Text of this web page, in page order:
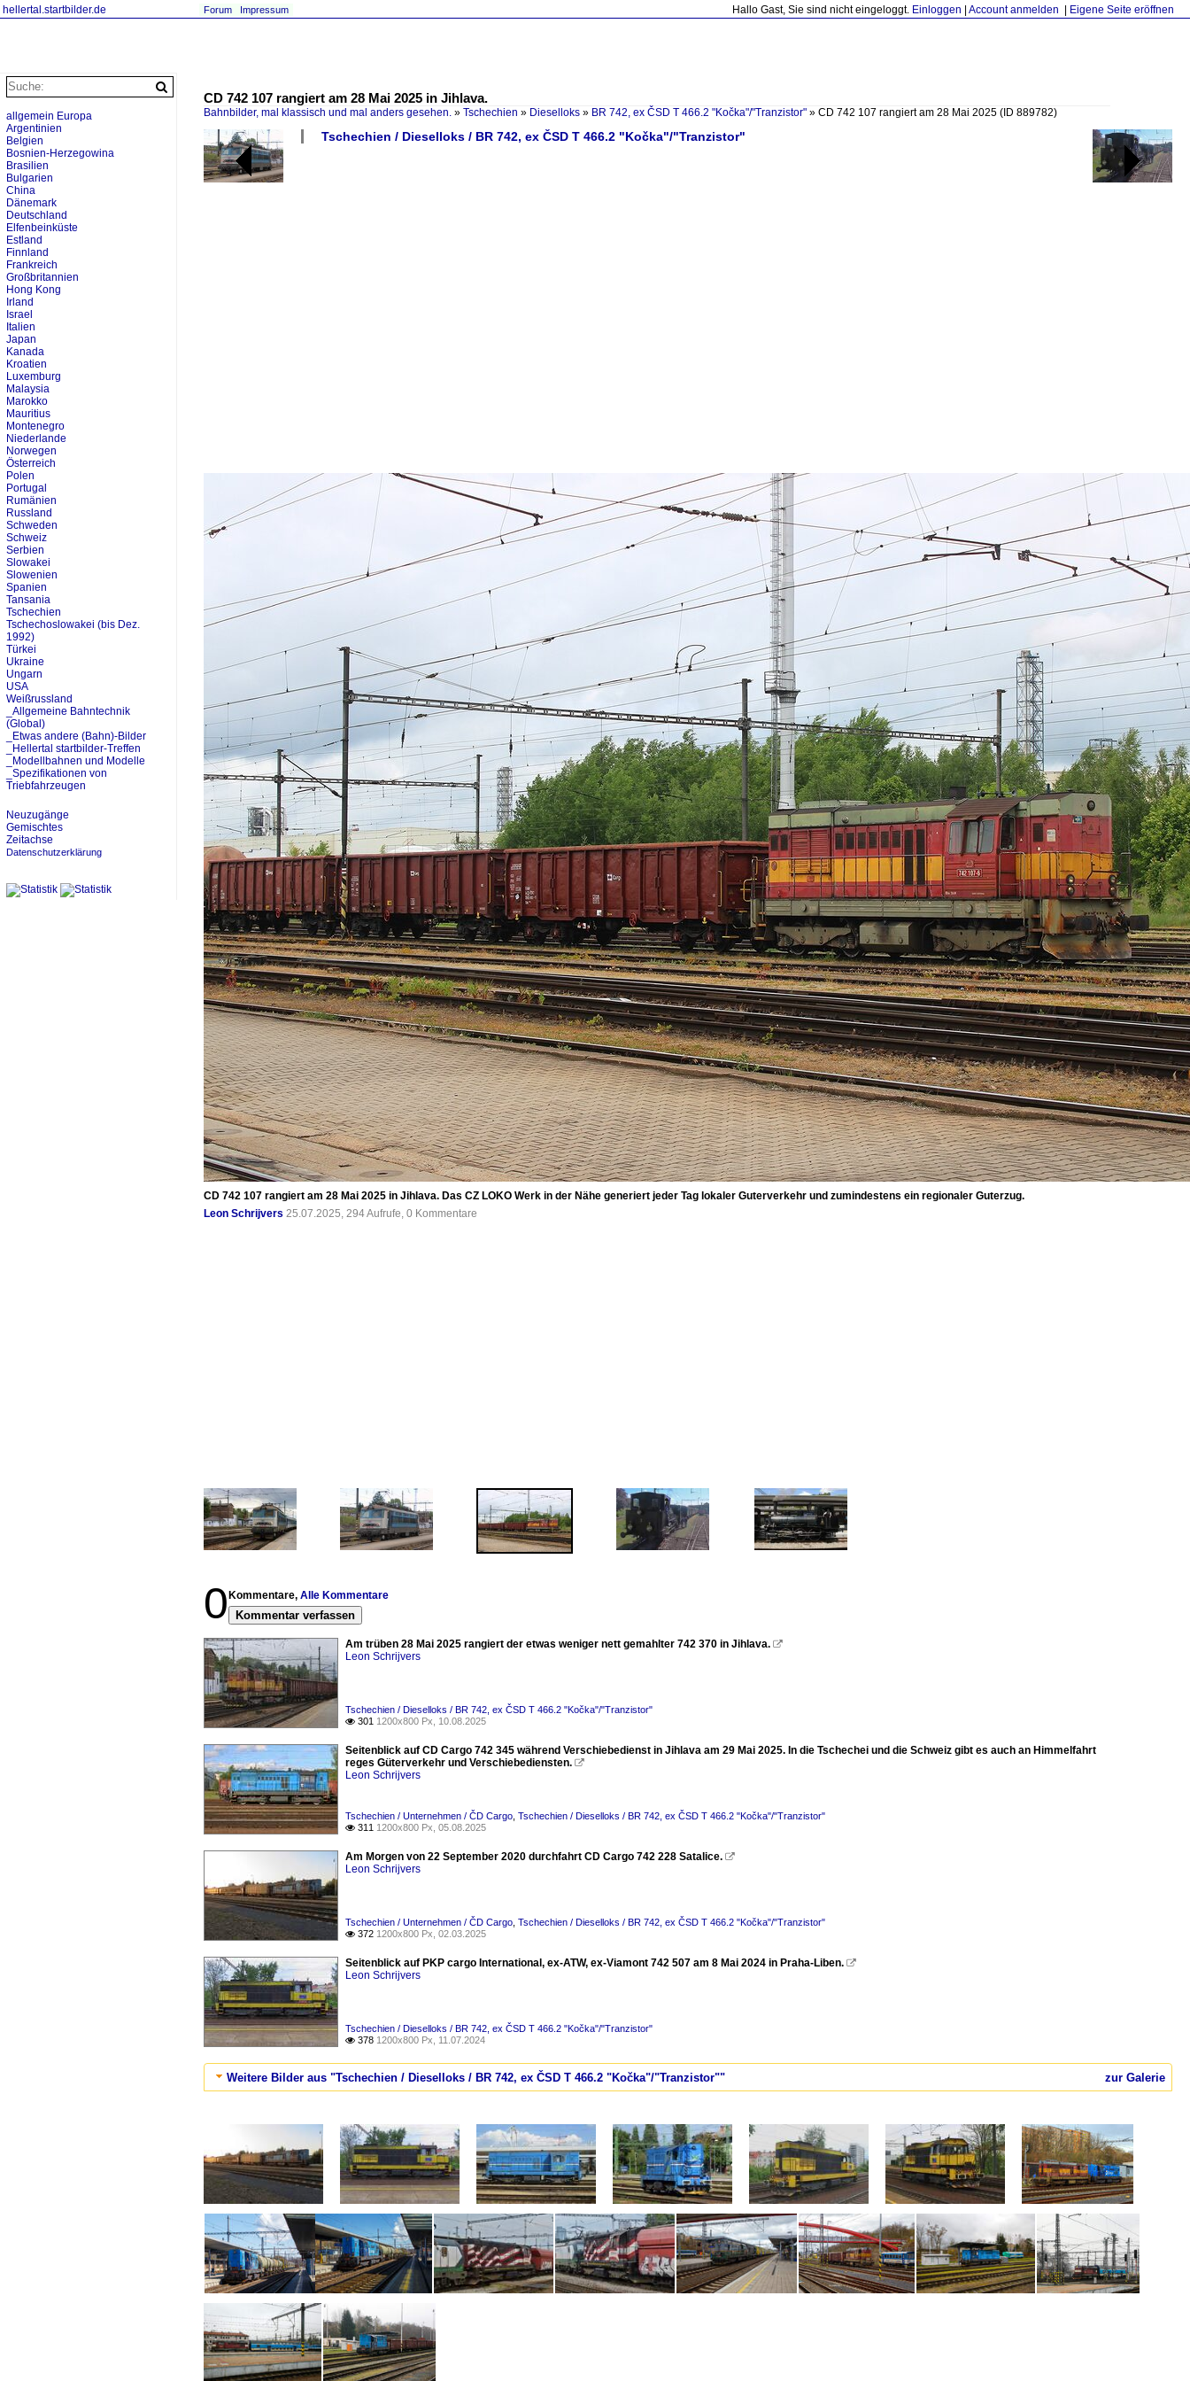
hellertal.startbilder.de Hallo Gast, Sie sind nicht eingeloggt. Einloggen Account anmelden Eigene Seite eröffnen
Forum Impressum
CD 742 107 rangiert am 28 Mai 2025 in Jihlava.
Bahnbilder, mal klassisch und mal anders gesehen. » Tschechien » Dieselloks » BR 742, ex ČSD T 466.2 "Kočka"/"Tranzistor" » CD 742 107 rangiert am 28 Mai 2025 (ID 889782)
Tschechien / Dieselloks / BR 742, ex ČSD T 466.2 "Kočka"/"Tranzistor"
CD 742 107 rangiert am 28 Mai 2025 in Jihlava. Das CZ LOKO Werk in der Nähe generiert jeder Tag lokaler Guterverkehr und zumindestens ein regionaler Guterzug.
Leon Schrijvers 25.07.2025, 294 Aufrufe, 0 Kommentare
0 Kommentare, Alle Kommentare
Kommentar verfassen
Am trüben 28 Mai 2025 rangiert der etwas weniger nett gemahlter 742 370 in Jihlava. 
Leon Schrijvers
Tschechien / Dieselloks / BR 742, ex ČSD T 466.2 "Kočka"/"Tranzistor"
 301 1200x800 Px, 10.08.2025
Seitenblick auf CD Cargo 742 345 während Verschiebedienst in Jihlava am 29 Mai 2025. In die Tschechei und die Schweiz gibt es auch an Himmelfahrt
reges Güterverkehr und Verschiebediensten. 
Leon Schrijvers
Tschechien / Unternehmen / ČD Cargo Tschechien / Dieselloks / BR 742, ex ČSD T 466.2 "Kočka"/"Tranzistor"
 311 1200x800 Px, 05.08.2025
Am Morgen von 22 September 2020 durchfahrt CD Cargo 742 228 Satalice. 
Leon Schrijvers
Tschechien / Unternehmen / ČD Cargo Tschechien / Dieselloks / BR 742, ex ČSD T 466.2 "Kočka"/"Tranzistor"
 372 1200x800 Px, 02.03.2025
Seitenblick auf PKP cargo International, ex-ATW, ex-Viamont 742 507 am 8 Mai 2024 in Praha-Liben. 
Leon Schrijvers
Tschechien / Dieselloks / BR 742, ex ČSD T 466.2 "Kočka"/"Tranzistor"
 378 1200x800 Px, 11.07.2024
zur Galerie
Weitere Bilder aus "Tschechien / Dieselloks / BR 742, ex ČSD T 466.2 "Kočka"/"Tranzistor""
allgemein Europa
Argentinien
Belgien
Bosnien-Herzegowina
Brasilien
Bulgarien
China
Dänemark
Deutschland
Elfenbeinküste
Estland
Finnland
Frankreich
Großbritannien
Hong Kong
Irland
Israel
Italien
Japan
Kanada
Kroatien
Luxemburg
Malaysia
Marokko
Mauritius
Montenegro
Niederlande
Norwegen
Österreich
Polen
Portugal
Rumänien
Russland
Schweden
Schweiz
Serbien
Slowakei
Slowenien
Spanien
Tansania
Tschechien
Tschechoslowakei (bis Dez.
1992)
Türkei
Ukraine
Ungarn
USA
Weißrussland
_Allgemeine Bahntechnik
(Global)
_Etwas andere (Bahn)-Bilder
_Hellertal startbilder-Treffen
_Modellbahnen und Modelle
_Spezifikationen von
Triebfahrzeugen
Neuzugänge
Gemischtes
Zeitachse
Datenschutzerklärung